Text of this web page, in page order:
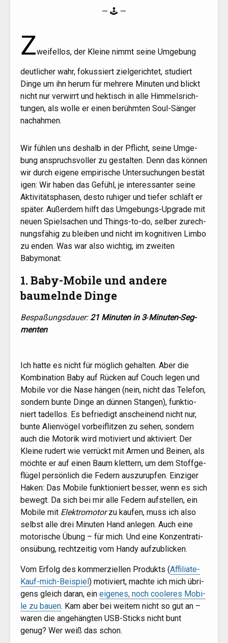
— 🕹 —
Zwei­fel­los, der Klei­ne nimmt sei­ne Umge­bung
deut­li­cher wahr, fokus­siert ziel­ge­rich­tet, stu­diert
Din­ge um ihn her­um für meh­re­re Minu­ten und blickt
nicht nur ver­wirrt und hek­tisch in alle Him­mels­rich­
tun­gen, als wol­le er einen berühm­ten Soul-Sän­ger
nachahmen.
Wir füh­len uns des­halb in der Pflicht, sei­ne Umge­
bung anspruchs­vol­ler zu gestal­ten. Denn das kön­nen
wir durch eige­ne empi­ri­sche Unter­su­chun­gen bestä­t
i­gen: Wir haben das Gefühl, je inter­es­san­ter sei­ne
Akti­vi­täts­pha­sen, des­to ruhi­ger und tie­fer schläft er
spä­ter. Außer­dem hilft das Umge­bungs-Upgrade mit
neu­en Spiel­sa­chen und Things-to-do, sel­ber zurech­
nungs­fä­hig zu blei­ben und nicht im kogni­ti­ven Lim­bo
zu enden. Was war also wich­tig, im zwei­ten
Babymonat:
1. Baby-Mobile und andere
baumelnde Dinge
Bespa­ßungs­dau­er: 21 Minu­ten in 3‑Mi­nu­ten-Seg­
men­ten
Ich hat­te es nicht für mög­lich gehal­ten. Aber die
Kom­bi­na­ti­on Baby auf Rücken auf Couch legen und
Mobi­le vor die Nase hän­gen (nein, nicht das Tele­fon,
son­dern bun­te Din­ge an dün­nen Stan­gen), funk­tio­
niert tadel­los. Es befrie­digt anschei­nend nicht nur,
bun­te Ali­en­vö­gel vor­bei­flit­zen zu sehen, son­dern
auch die Moto­rik wird moti­viert und akti­viert: Der
Klei­ne rudert wie ver­rückt mit Armen und Bei­nen, als
möch­te er auf einen Baum klet­tern, um dem Stoff­ge­
flü­gel per­sön­lich die Federn aus­zu­rup­fen. Ein­zi­ger
Haken: Das Mobi­le funk­tio­niert bes­ser, wenn es sich
bewegt. Da sich bei mir alle Federn auf­stel­len, ein
Mobi­le mit Elek­tro­mo­torzu kau­fen, muss ich also
selbst alle drei Minu­ten Hand anle­gen. Auch eine
moto­ri­sche Übung – für mich. Und eine Kon­zen­tra­ti­
ons­übung, recht­zei­tig vom Han­dy aufzublicken.
Vom Erfolg des kom­mer­zi­el­len Pro­dukts (Affi­lia­te-
Kauf-mich-Bei­spiel) moti­viert, mach­te ich mich übri­
gens gleich dar­an, ein eige­nes, noch coo­le­res Mobi­
le zu bau­en. Kam aber bei wei­tem nicht so gut an –
waren die ange­häng­ten USB-Sticks nicht bunt
genug? Wer weiß das schon.